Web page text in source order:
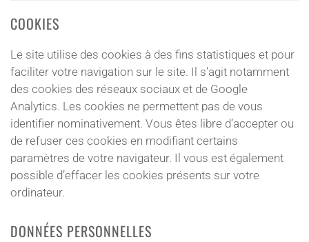
COOKIES
Le site utilise des cookies à des fins statistiques et pour
faciliter votre navigation sur le site. Il s’agit notamment
des cookies des réseaux sociaux et de Google
Analytics. Les cookies ne permettent pas de vous
identifier nominativement. Vous êtes libre d’accepter ou
de refuser ces cookies en modifiant certains
paramètres de votre navigateur. Il vous est également
possible d’effacer les cookies présents sur votre
ordinateur.
DONNÉES PERSONNELLES